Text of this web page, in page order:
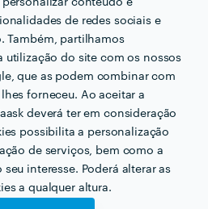
conteúdo e
de redes sociais e
Também, partilhamos
utilização do site com os nossos
que as podem combinar com
forneceu. Ao aceitar a
deverá ter em consideração
possibilita a personalização
de serviços, bem como a
interesse. Poderá alterar as
a qualquer altura.
Ver mais